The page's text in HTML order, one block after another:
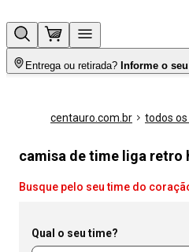
Entrega ou retirada? Informe o
centauro.com.br todos
camisa de time liga retro
Busque pelo seu time do
Qual o seu time?